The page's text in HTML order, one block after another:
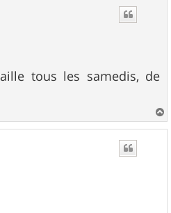
tous les samedis, de
a
u